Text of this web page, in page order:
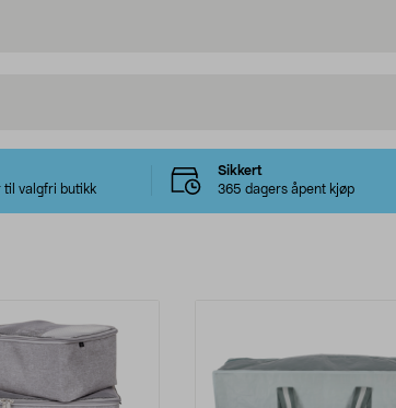
til valgfri butikk
Sikkert
365 dagers åpent kjøp